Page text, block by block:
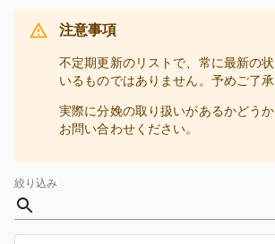
注意事項
不定期更新のリストで、常に最新の
いるものではありません。予めご了承
実際に分娩の取り扱いがあるかどう
お問い合わせください。
絞り込み